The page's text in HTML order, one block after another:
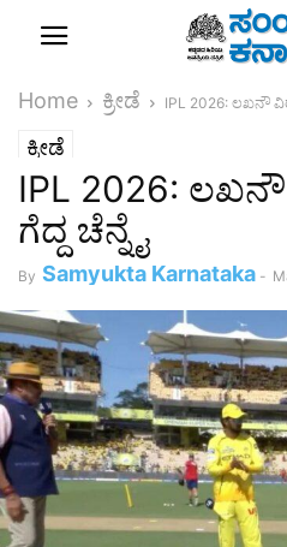
Home ಕ್ರೀಡೆ IPL 2026: ಲಖನೌ
ಕ್ರೀಡೆ
IPL 2026: ಲಖನೌ
ಗೆದ್ದ ಚೆನ್ನೈ
By Samyukta Karnataka -